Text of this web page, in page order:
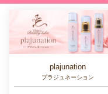
plajunation
プラジュネーション